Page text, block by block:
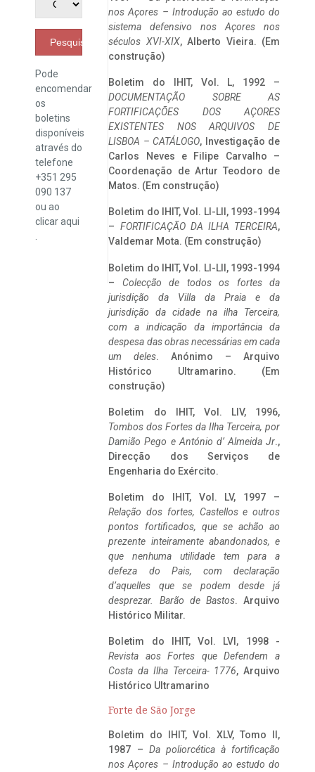
Pesquisar
Pode
encomendar
os
boletins
disponíveis
através do
telefone
+351 295
090 137
ou ao
clicaraqui
nos Açores – Introdução ao estudo do
sistema defensivo nos Açores nos
séculos XVI-XIX, Alberto Vieira. (Em
construção)
Boletim do IHIT, Vol. L, 1992 –
DOCUMENTAÇÃO SOBRE AS
FORTIFICAÇÕES DOS AÇORES
EXISTENTES NOS ARQUIVOS DE
LISBOA – CATÁLOGO, Investigação de
Carlos Neves e Filipe Carvalho –
Coordenação de Artur Teodoro de
Matos. (Em construção)
Boletim do IHIT, Vol. LI-LII, 1993-1994
– FORTIFICAÇÃO DA ILHA TERCEIRA,
Valdemar Mota. (Em construção)
Boletim do IHIT, Vol. LI-LII, 1993-1994
– Colecção de todos os fortes da
jurisdição da Villa da Praia e da
jurisdição da cidade na ilha Terceira,
com a indicação da importância da
despesa das obras necessárias em cada
um deles. Anónimo – Arquivo
Histórico Ultramarino. (Em
construção)
Boletim do IHIT, Vol. LIV, 1996,
Tombos dos Fortes da Ilha Terceira, por
Damião Pego e António d’ Almeida Jr.,
Direcção dos Serviços de
Engenharia do Exército.
Boletim do IHIT, Vol. LV, 1997 –
Relação dos fortes, Castellos e outros
pontos fortificados, que se achão ao
prezente inteiramente abandonados, e
que nenhuma utilidade tem para a
defeza do Pais, com declaração
d’aquelles que se podem desde já
desprezar. Barão de Bastos. Arquivo
Histórico Militar.
Boletim do IHIT, Vol. LVI, 1998 -
Revista aos Fortes que Defendem a
Costa da Ilha Terceira- 1776, Arquivo
Histórico Ultramarino
Forte de São Jorge
Boletim do IHIT, Vol. XLV, Tomo II,
1987 – Da poliorcética à fortificação
nos Açores – Introdução ao estudo do